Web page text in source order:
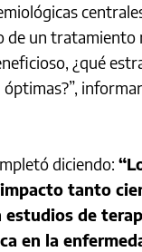
de un tratamiento
¿qué
diciendo:
tanto
estudios de
en la